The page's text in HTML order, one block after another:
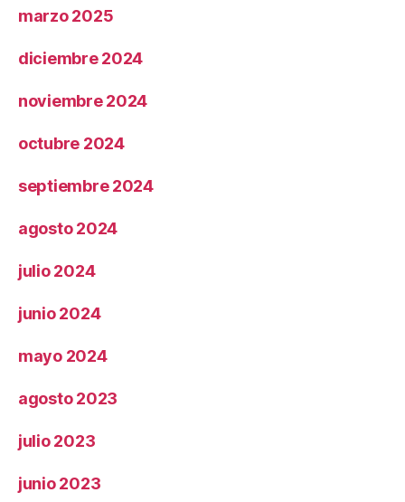
marzo 2025
diciembre 2024
noviembre 2024
octubre 2024
septiembre 2024
agosto 2024
julio 2024
junio 2024
mayo 2024
agosto 2023
julio 2023
junio 2023